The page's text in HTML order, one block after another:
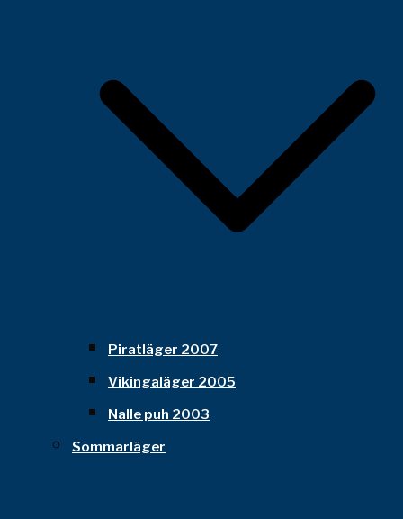
Piratläger 2007
Vikingaläger 2005
Nalle puh 2003
Sommarläger